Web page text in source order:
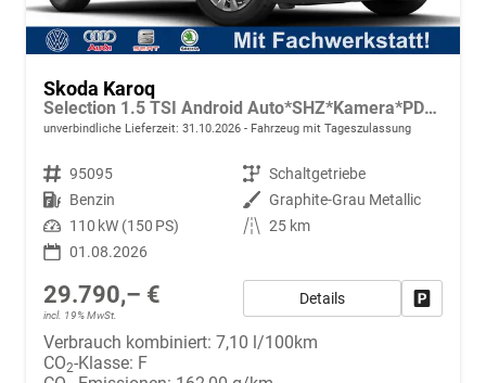
Skoda Karoq
Selection 1.5 TSI Android Auto*SHZ*Kamera*PDC v/h*Klimaauto*SUNSET*LED
unverbindliche Lieferzeit: 31.10.2026 Fahrzeug mit Tageszulassung
Fahrzeugnr. 95095 Getriebe Schaltgetriebe
Kraftstoff Benzin Außenfarbe Graphite-Grau Metallic
Leistung 110 kW (150 PS) Kilometerstand 25 km
01.08.2026
29.790,– €
incl. 19% MwSt.
Details
Verbrauch kombiniert: 7,10 l/100km
CO2-Klasse: F